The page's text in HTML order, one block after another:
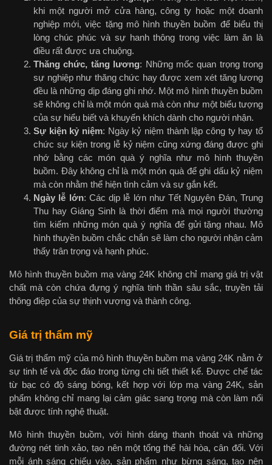
khi một người mở cửa hàng, công ty hoặc một doanh
nghiệp mới, việc tặng mô hình thuyền buồm để biểu thị
lòng chúc phúc và sự hanh thông trong việc làm ăn là
điều rất được ưa chuộng.
Thăng chức, tăng lương: Những mốc quan trọng trong
sự nghiệp như thăng chức hay được xem xét tăng lương
đều là những dịp đáng ghi nhớ. Một mô hình thuyền buồm
sẽ không chỉ là một món quà mà còn như một biểu tượng
của sự hiểu biết và khuyến khích dành cho người nhận.
Sự kiện kỷ niệm: Ngày kỷ niệm thành lập công ty hay tổ
chức sự kiện trong lễ kỷ niệm cũng xứng đáng được ghi
nhớ bằng các món quà ý nghĩa như mô hình thuyền
buồm. Đây không chỉ là một món quà để ghi dấu kỷ niệm
mà còn nhằm thể hiện tình cảm và sự gắn kết.
Ngày lễ lớn: Các dịp lễ lớn như Tết Nguyên Đán, Trung
Thu hay Giáng Sinh là thời điểm mà mọi người thường
tìm kiếm những món quà ý nghĩa để gửi tặng nhau. Mô
hình thuyền buồm chắc chắn sẽ làm cho người nhận cảm
thấy trân trọng và hạnh phúc.
Mô hình thuyền buồm mạ vàng 24K không chỉ mang giá trị vật
chất mà còn chứa đựng ý nghĩa tinh thần sâu sắc, truyền tải
thông điệp của sự thịnh vượng và thành công.
Giá trị thẩm mỹ
Giá trị thẩm mỹ của mô hình thuyền buồm mạ vàng 24K nằm ở
sự tinh tế và độc đáo trong từng chi tiết thiết kế. Được chế tác
từ bạc có độ sáng bóng, kết hợp với lớp mạ vàng 24K, sản
phẩm không chỉ mang lại cảm giác sang trọng mà còn làm nổi
bật được tính nghệ thuật.
Mô hình thuyền buồm, với hình dáng thanh thoát và những
đường nét tinh xảo, tạo nên một tổng thể hài hòa, cân đối. Với
mỗi ánh sáng chiếu vào, sản phẩm như bừng sáng, tạo nên